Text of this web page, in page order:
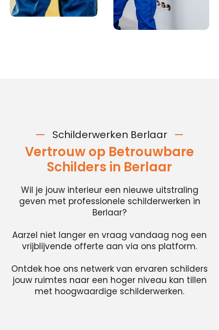
Schilderwerken Berlaar
Vertrouw op Betrouwbare
Schilders in Berlaar
Wil je jouw interieur een nieuwe uitstraling
geven met professionele schilderwerken in
Berlaar?
Aarzel niet langer en vraag vandaag nog een
vrijblijvende offerte aan via ons platform.
Ontdek hoe ons netwerk van ervaren schilders
jouw ruimtes naar een hoger niveau kan tillen
met hoogwaardige schilderwerken.